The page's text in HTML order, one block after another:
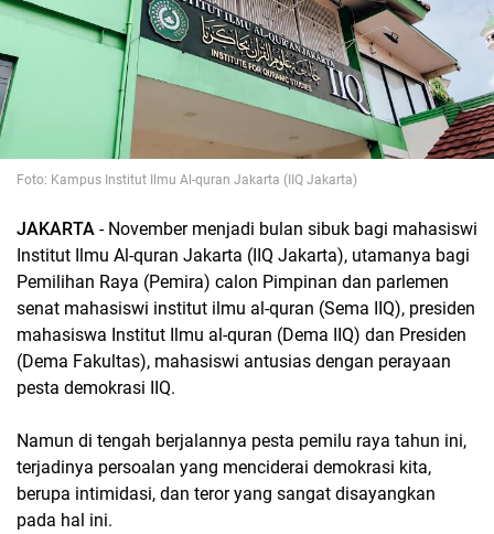
Foto: Kampus Institut Ilmu Al-quran Jakarta (IIQ Jakarta)
JAKARTA - November menjadi bulan sibuk bagi mahasiswi
Institut Ilmu Al-quran Jakarta (IIQ Jakarta), utamanya bagi
Pemilihan Raya (Pemira) calon Pimpinan dan parlemen
senat mahasiswi institut ilmu al-quran (Sema IIQ), presiden
mahasiswa Institut Ilmu al-quran (Dema IIQ) dan Presiden
(Dema Fakultas), mahasiswi antusias dengan perayaan
pesta demokrasi IIQ.
Namun di tengah berjalannya pesta pemilu raya tahun ini,
terjadinya persoalan yang menciderai demokrasi kita,
berupa intimidasi, dan teror yang sangat disayangkan
pada hal ini.